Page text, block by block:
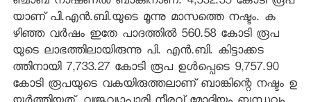
യാണ് പി.എന്‍.ബി.യുടെ മൂന്നു മാസത്തെ നഷ്ടം. ക
ഴിഞ്ഞ വര്‍ഷം ഇതേ പാദത്തില്‍ 560.58 കോടി രൂപ
യുടെ ലാഭത്തിലായിരുന്നു പി. എന്‍.ബി. കിട്ടാക്കട
ത്തിനായി 7,733.27 കോടി രൂപ ഉള്‍പ്പെടെ 9,757.90
കോടി രൂപയുടെ വകയിരുത്തലാണ് ബാങ്കിന്റെ നഷ്ടം ഉ